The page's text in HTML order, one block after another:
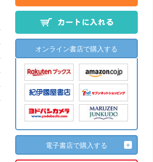
オンライン書店で購入する
電子書店で購入する